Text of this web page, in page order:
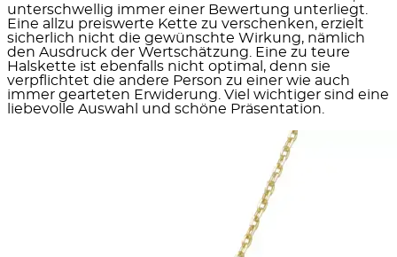
unterschwellig immer einer Bewertung unterliegt.
Eine allzu preiswerte Kette zu verschenken, erzielt
sicherlich nicht die gewünschte Wirkung, nämlich
den Ausdruck der Wertschätzung. Eine zu teure
Halskette ist ebenfalls nicht optimal, denn sie
verpflichtet die andere Person zu einer wie auch
immer gearteten Erwiderung. Viel wichtiger sind eine
liebevolle Auswahl und schöne Präsentation.